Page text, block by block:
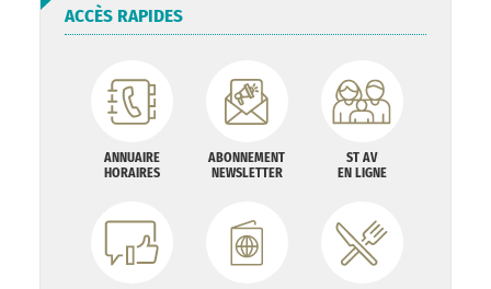
ACCÈS RAPIDES
ANNUAIRE
HORAIRES
ABONNEMENT
NEWSLETTER
ST AV
EN LIGNE